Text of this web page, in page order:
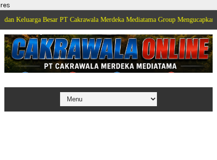
res
Besar PT Cakrawala Merdeka Mediatama Group Mengucapkan Selamat